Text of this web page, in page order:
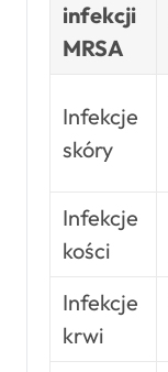
infekcji
MRSA
Infekcje
skóry
Infekcje
kości
Infekcje
krwi